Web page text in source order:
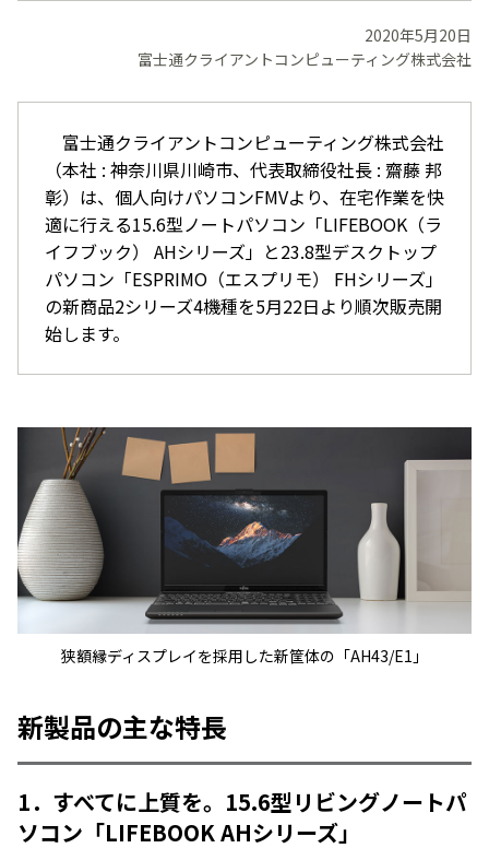
2020年5月20日
富士通クライアントコンピューティング株式会社
富士通クライアントコンピューティング株式会社
（本社 : 神奈川県川崎市、代表取締役社長 : 齋藤 邦
彰）は、個人向けパソコンFMVより、在宅作業を快
適に行える15.6型ノートパソコン「LIFEBOOK（ラ
イフブック） AHシリーズ」と23.8型デスクトップ
パソコン「ESPRIMO（エスプリモ） FHシリーズ」
の新商品2シリーズ4機種を5月22日より順次販売開
始します。
狭額縁ディスプレイを採用した新筐体の「AH43/E1」
新製品の主な特長
1．すべてに上質を。15.6型リビングノートパ
ソコン「LIFEBOOK AHシリーズ」